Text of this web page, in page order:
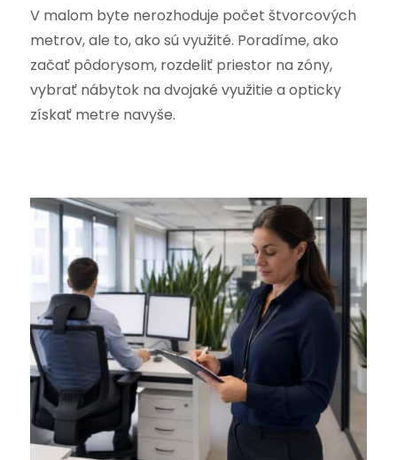
V malom byte nerozhoduje počet štvorcových
metrov, ale to, ako sú využité. Poradíme, ako
začať pôdorysom, rozdeliť priestor na zóny,
vybrať nábytok na dvojaké využitie a opticky
získať metre navyše.